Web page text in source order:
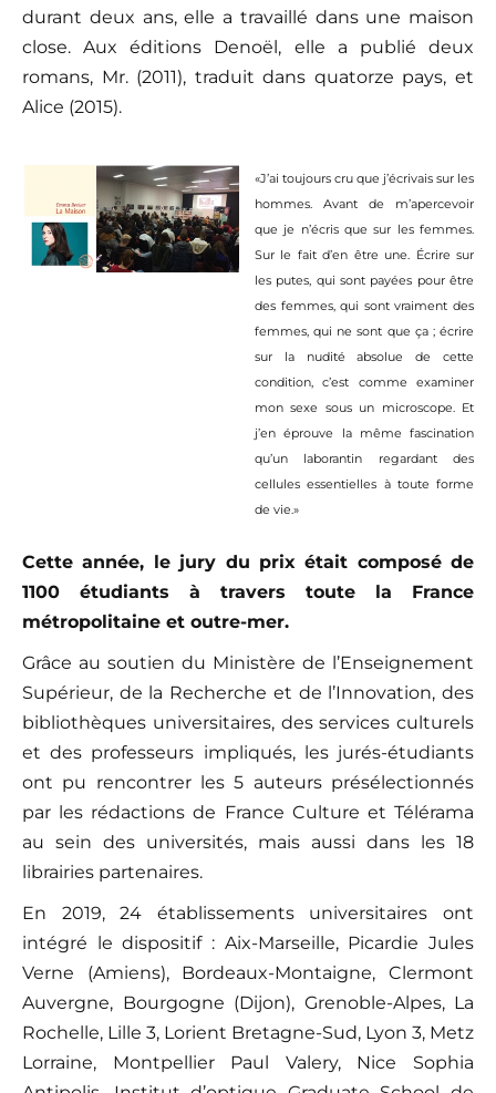
durant deux ans, elle a travaillé dans une maison
close. Aux éditions Denoë l, elle a publié deux
romans, Mr. (2011), traduit dans quatorze pays, et
Alice (2015).
«J’ai toujours cru que j’écrivais sur les
hommes. Avant de m’apercevoir
que je n’écris que sur les femmes.
Sur le fait d’en être une. Écrire sur
les putes, qui sont payées pour être
des femmes, qui sont vraiment des
femmes, qui ne sont que ça ; écrire
sur la nudité absolue de cette
condition, c’est comme examiner
mon sexe sous un microscope. Et
j’en éprouve la même fascination
qu’un laborantin regardant des
cellules essentielles à toute forme
de vie.»
Cette année, le jury du prix était composé de
1100 étudiants à travers toute la France
métropolitaine et outre-mer.
Grâce au soutien du Ministère de l’Enseignement
Supérieur, de la Recherche et de l’Innovation, des
bibliothèques universitaires, des services culturels
et des professeurs impliqués, les jurés-étudiants
ont pu rencontrer les 5 auteurs présélectionnés
par les rédactions de France Culture et Télérama
au sein des universités, mais aussi dans les 18
librairies partenaires.
En 2019, 24 établissements universitaires ont
intégré le dispositif : Aix-Marseille, Picardie Jules
Verne (Amiens), Bordeaux-Montaigne, Clermont
Auvergne, Bourgogne (Dijon), Grenoble-Alpes, La
Rochelle, Lille 3, Lorient Bretagne-Sud, Lyon 3, Metz
Lorraine, Montpellier Paul Valery, Nice Sophia